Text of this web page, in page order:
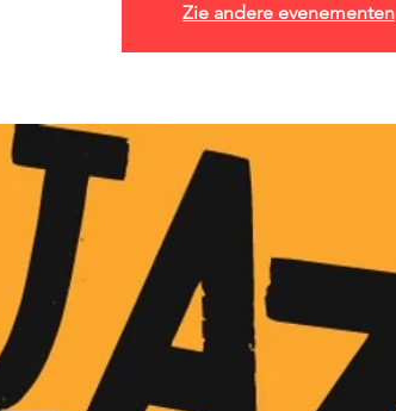
Zie andere evenementen